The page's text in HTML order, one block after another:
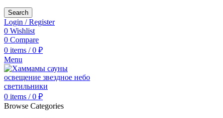
Search
Login / Register
0 Wishlist
0 Compare
0 items / 0 ₽
Menu
0 items / 0 ₽
Browse Categories